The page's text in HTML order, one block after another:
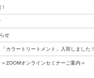
せ
「カラートリートメント」入荷しました！
オンラインセミナーご案内＝